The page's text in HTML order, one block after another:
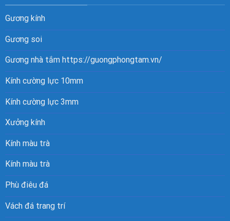
Gương kính
Gương soi
Gương nhà tắm https://guongphongtam.vn/
Kính cường lực 10mm
Kính cường lực 3mm
Xưởng kính
Kính màu trà
Kính màu trà
Phù điêu đá
Vách đá trang trí